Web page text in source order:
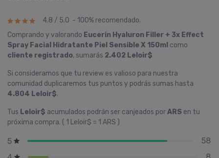
4.8 / 5.0 - 100% recomendado.
Comprando y valorando Eucerin Hyaluron Filler + 3x Effect
Spray Facial Hidratante Piel Sensible X 150ml como
cliente registrado, sumarás 2.402 Leloir$
Si consideramos que tu review es valioso para nuestra
comunidad duplicaremos tus puntos y podrás sumas hasta
4.804 Leloir$.
Tus Leloir$ acumulados podrán ser canjeados porARS en tu
próxima compra. ( 1 Leloir$ = 1 ARS )
5
58